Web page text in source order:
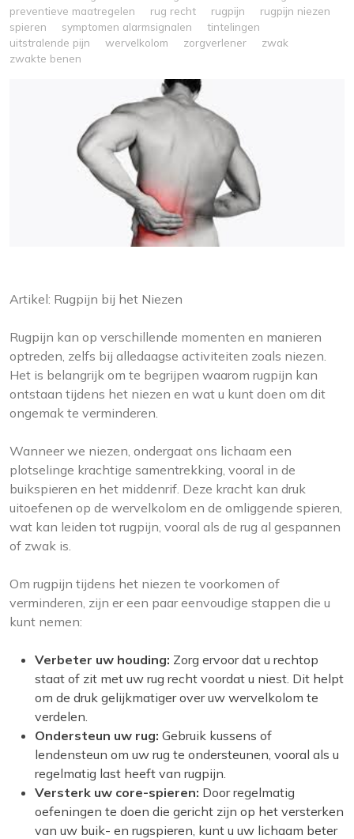
preventieve maatregelen
rug recht rugpijn
rugpijn niezen
spieren
symptomen alarmsignalen
tintelingen
uitstralende pijn
wervelkolom zorgverlener
zwak
zwakte benen
Artikel: Rugpijn bij het Niezen
Rugpijn kan op verschillende momenten en manieren
optreden, zelfs bij alledaagse activiteiten zoals niezen.
Het is belangrijk om te begrijpen waarom rugpijn kan
ontstaan ​​tijdens het niezen en wat u kunt doen om dit
ongemak te verminderen.
Wanneer we niezen, ondergaat ons lichaam een ​​
plotselinge krachtige samentrekking, vooral in de
buikspieren en het middenrif. Deze kracht kan druk
uitoefenen op de wervelkolom en de omliggende spieren,
wat kan leiden tot rugpijn, vooral als de rug al gespannen
of zwak is.
Om rugpijn tijdens het niezen te voorkomen of
verminderen, zijn er een paar eenvoudige stappen die u
kunt nemen:
Verbeter uw houding: Zorg ervoor dat u rechtop
staat of zit met uw rug recht voordat u niest. Dit helpt
om de druk gelijkmatiger over uw wervelkolom te
verdelen.
Ondersteun uw rug: Gebruik kussens of
lendensteun om uw rug te ondersteunen, vooral als u
regelmatig last heeft van rugpijn.
Versterk uw core-spieren: Door regelmatig
oefeningen te doen die gericht zijn op het versterken
van uw buik- en rugspieren, kunt u uw lichaam beter